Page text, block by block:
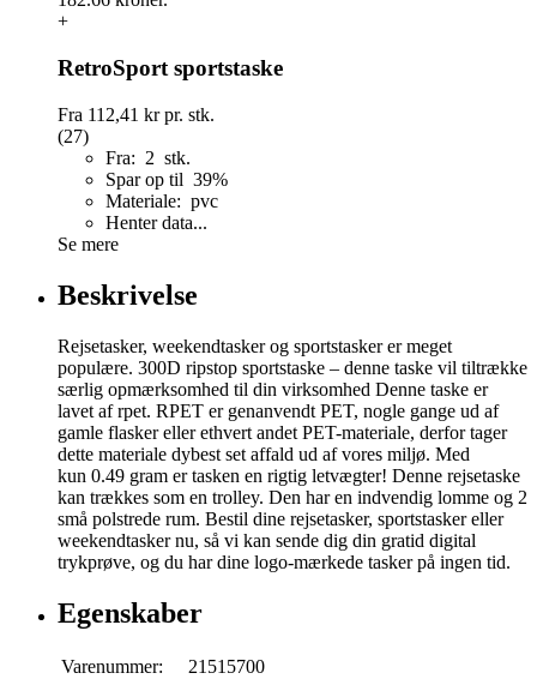
+
RetroSport sportstaske
Fra 112,41 krpr. stk.
(27)
Fra: 2 stk.
Spar op til 39%
Materiale: pvc
Henter data...
Se mere
Beskrivelse
Rejsetasker, weekendtasker og sportstasker er meget
populære. 300D ripstop sportstaske – denne taske vil tiltrække
særlig opmærksomhed til din virksomhed Denne taske er
lavet af rpet. RPET er genanvendt PET, nogle gange ud af
gamle flasker eller ethvert andet PET-materiale, derfor tager
dette materiale dybest set affald ud af vores miljø. Med
kun 0.49 gram er tasken en rigtig letvægter! Denne rejsetaske
kan trækkes som en trolley. Den har en indvendig lomme og 2
små polstrede rum. Bestil dine rejsetasker, sportstasker eller
weekendtasker nu, så vi kan sende dig din gratid digital
trykprøve, og du har dine logo-mærkede tasker på ingen tid.
Egenskaber
Varenummer:
21515700